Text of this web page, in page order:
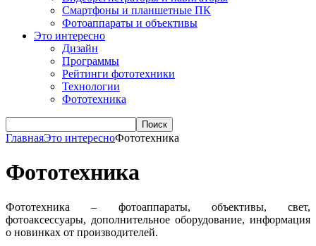
Смартфоны и планшетные ПК
Фотоаппараты и объективы
Это интересно
Дизайн
Программы
Рейтинги фототехники
Технологии
Фототехника
Поиск
ГлавнаяЭто интересноФототехника
Фототехника
Фототехника – фотоаппараты, объективы, свет,
фотоаксессуары, дополнительное оборудование, информация
о новинках от производителей.